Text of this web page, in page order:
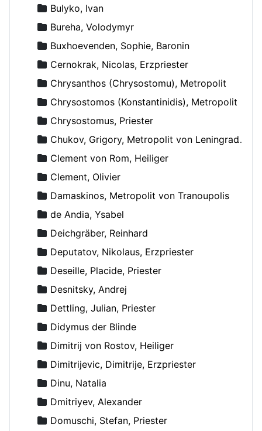
Bulyko, Ivan
Bureha, Volodymyr
Buxhoevenden, Sophie, Baronin
Cernokrak, Nicolas, Erzpriester
Chrysanthos (Chrysostomu), Metropolit
Chrysostomos (Konstantinidis), Metropolit
Chrysostomus, Priester
Chukov, Grigory, Metropolit von Leningrad und Novgorod
Clement von Rom, Heiliger
Clement, Olivier
Damaskinos, Metropolit von Tranoupolis
de Andia, Ysabel
Deichgräber, Reinhard
Deputatov, Nikolaus, Erzpriester
Deseille, Placide, Priester
Desnitsky, Andrej
Dettling, Julian, Priester
Didymus der Blinde
Dimitrij von Rostov, Heiliger
Dimitrijevic, Dimitrije, Erzpriester
Dinu, Natalia
Dmitriyev, Alexander
Domuschi, Stefan, Priester